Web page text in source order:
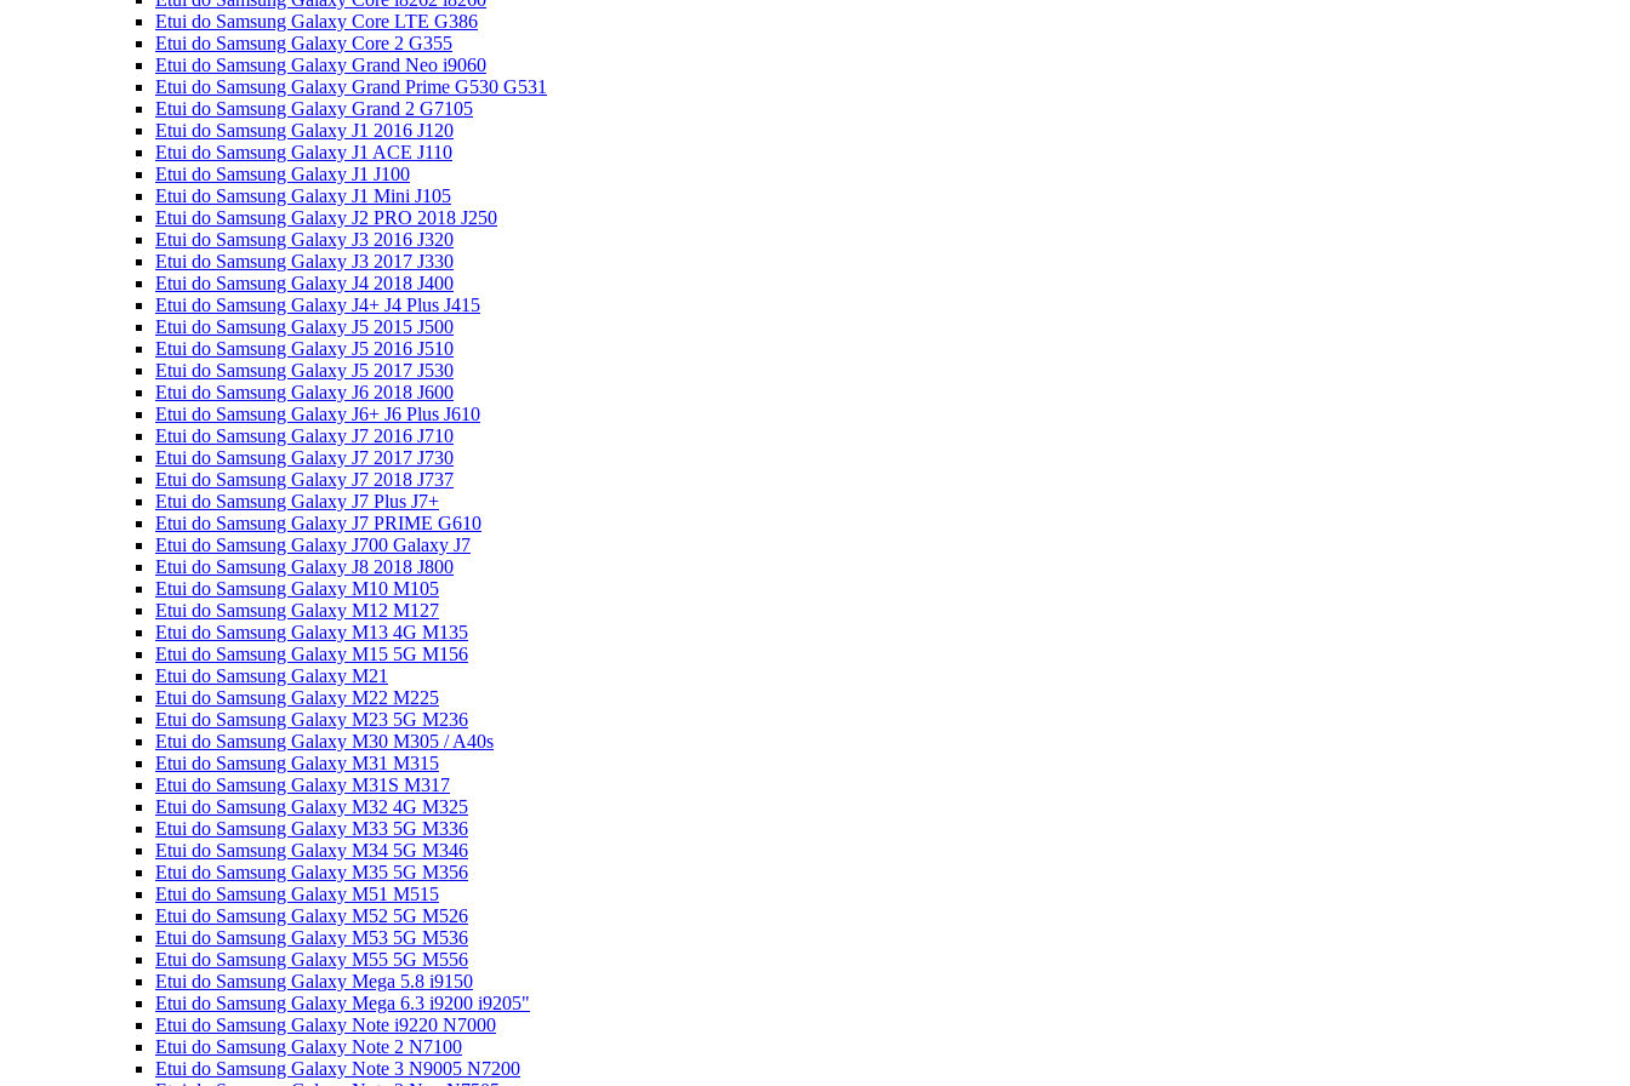
Etui do Samsung Galaxy Core LTE G386
Etui do Samsung Galaxy Core 2 G355
Etui do Samsung Galaxy Grand Neo i9060
Etui do Samsung Galaxy Grand Prime G530 G531
Etui do Samsung Galaxy Grand 2 G7105
Etui do Samsung Galaxy J1 2016 J120
Etui do Samsung Galaxy J1 ACE J110
Etui do Samsung Galaxy J1 J100
Etui do Samsung Galaxy J1 Mini J105
Etui do Samsung Galaxy J2 PRO 2018 J250
Etui do Samsung Galaxy J3 2016 J320
Etui do Samsung Galaxy J3 2017 J330
Etui do Samsung Galaxy J4 2018 J400
Etui do Samsung Galaxy J4+ J4 Plus J415
Etui do Samsung Galaxy J5 2015 J500
Etui do Samsung Galaxy J5 2016 J510
Etui do Samsung Galaxy J5 2017 J530
Etui do Samsung Galaxy J6 2018 J600
Etui do Samsung Galaxy J6+ J6 Plus J610
Etui do Samsung Galaxy J7 2016 J710
Etui do Samsung Galaxy J7 2017 J730
Etui do Samsung Galaxy J7 2018 J737
Etui do Samsung Galaxy J7 Plus J7+
Etui do Samsung Galaxy J7 PRIME G610
Etui do Samsung Galaxy J700 Galaxy J7
Etui do Samsung Galaxy J8 2018 J800
Etui do Samsung Galaxy M10 M105
Etui do Samsung Galaxy M12 M127
Etui do Samsung Galaxy M13 4G M135
Etui do Samsung Galaxy M15 5G M156
Etui do Samsung Galaxy M21
Etui do Samsung Galaxy M22 M225
Etui do Samsung Galaxy M23 5G M236
Etui do Samsung Galaxy M30 M305 / A40s
Etui do Samsung Galaxy M31 M315
Etui do Samsung Galaxy M31S M317
Etui do Samsung Galaxy M32 4G M325
Etui do Samsung Galaxy M33 5G M336
Etui do Samsung Galaxy M34 5G M346
Etui do Samsung Galaxy M35 5G M356
Etui do Samsung Galaxy M51 M515
Etui do Samsung Galaxy M52 5G M526
Etui do Samsung Galaxy M53 5G M536
Etui do Samsung Galaxy M55 5G M556
Etui do Samsung Galaxy Mega 5.8 i9150
Etui do Samsung Galaxy Mega 6.3 i9200 i9205"
Etui do Samsung Galaxy Note i9220 N7000
Etui do Samsung Galaxy Note 2 N7100
Etui do Samsung Galaxy Note 3 N9005 N7200